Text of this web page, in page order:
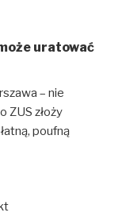
uratować
– nie
ZUS złoży
poufną